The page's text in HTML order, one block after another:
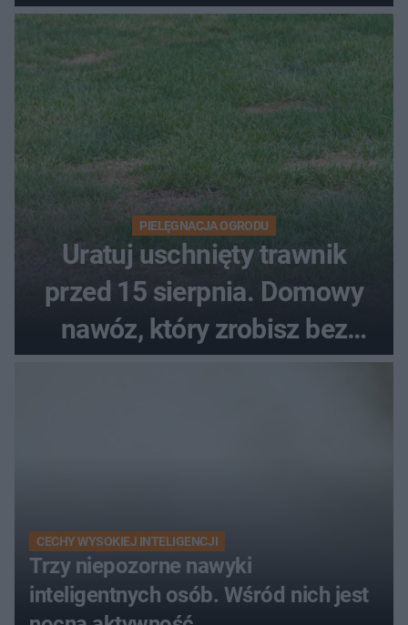
upałach
PIELĘGNACJA OGRODU
Uratuj uschnięty trawnik
przed 15 sierpnia. Domowy
nawóz, który zrobisz bez
wydawania pieniędzy
CECHY WYSOKIEJ INTELIGENCJI
Trzy niepozorne nawyki
inteligentnych osób. Wśród nich jest